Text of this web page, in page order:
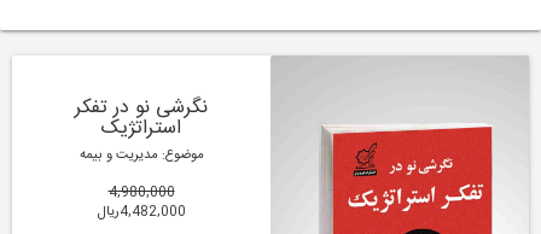
نگرشی نو در تفکر
استراتژیک
موضوع: مدیریت و بیمه
4,980,000
4,482,000ریال